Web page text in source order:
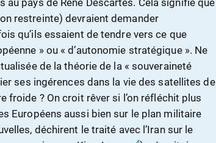
pays de René Descartes. Cela signifie que
restreinte) devraient demander
qu’ils essaient de tendre vers ce que
» ou « d’autonomie stratégique ». Ne
de la théorie de la « souveraineté
ses ingérences dans la vie des satellites de
froide ? On croit rêver si l’on réfléchit plus
Européens aussi bien sur le plan militaire
déchirent le traité avec l’Iran sur le